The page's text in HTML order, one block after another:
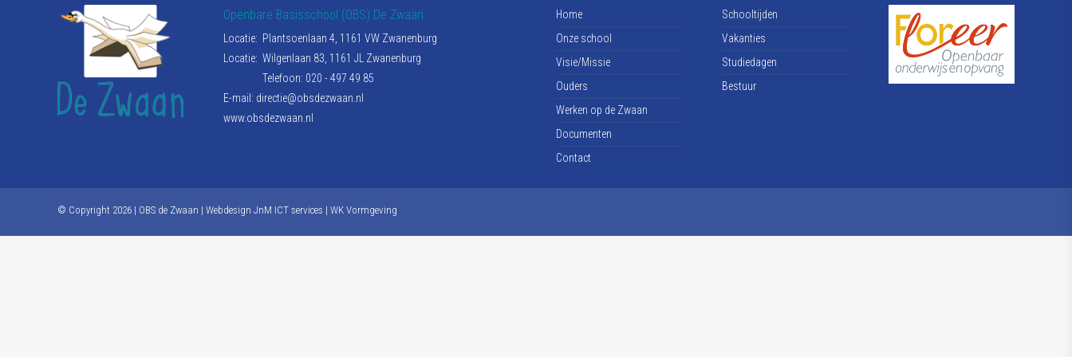
Openbare Basisschool (OBS) De Zwaan
Locatie: Plantsoenlaan 4, 1161 VW Zwanenburg
Locatie:Wilgenlaan 83, 1161 JL Zwanenburg
Telefoon: 020 - 497 49 85
E-mail: directie@obsdezwaan.nl
www.obsdezwaan.nl
Home
Onze school
Visie/Missie
Ouders
Werken op de Zwaan
Documenten
Contact
Schooltijden
Vakanties
Studiedagen
Bestuur
© Copyright 2026 | OBS de Zwaan | Webdesign JnM ICT services | WK Vormgeving